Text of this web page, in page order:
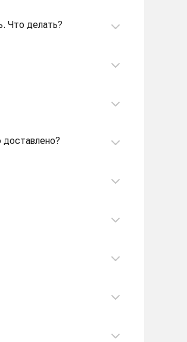
Что делать?
доставлено?